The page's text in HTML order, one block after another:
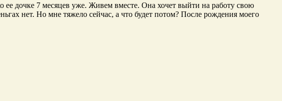
ее дочке 7 месяцев уже. Живем вместе. Она хочет выйти на работу свою
нет. Но мне тяжело сейчас, а что будет потом? После рождения моего